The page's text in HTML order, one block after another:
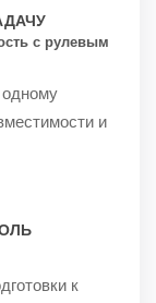
с рулевым
и
к